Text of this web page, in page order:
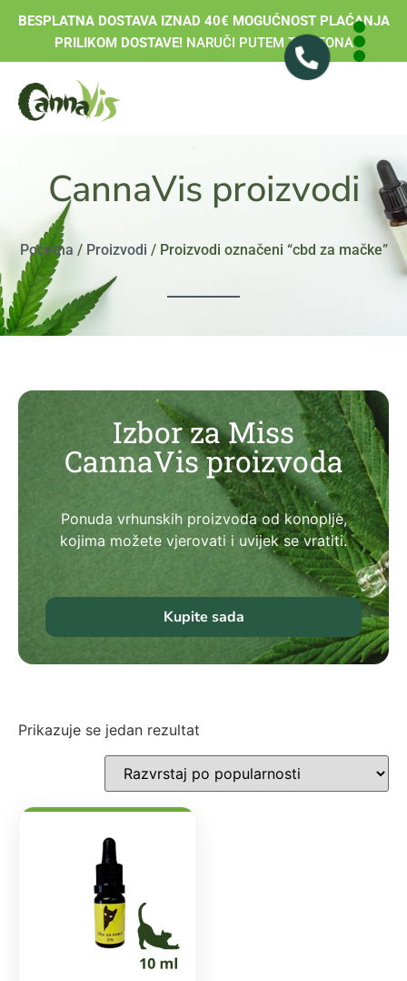
BESPLATNA DOSTAVA IZNAD 40€ MOGUĆNOST PLAĆANJA
PRILIKOM DOSTAVE!NARUČI PUTEM TELEFONA
CannaVis proizvodi
Početna / Proizvodi / Proizvodi označeni “cbd za mačke”
Izbor za Miss
CannaVis proizvoda
Ponuda vrhunskih proizvoda od konoplje,
kojima možete vjerovati i uvijek se vratiti.
Kupite sada
Prikazuje se jedan rezultat